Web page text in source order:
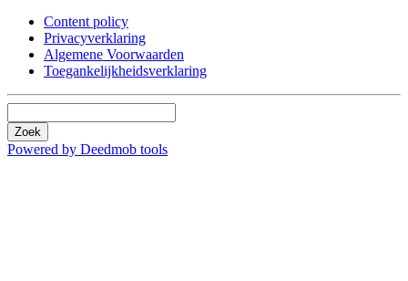
Content policy
Privacyverklaring
Algemene Voorwaarden
Toegankelijkheidsverklaring
Zoek
Powered by Deedmob tools